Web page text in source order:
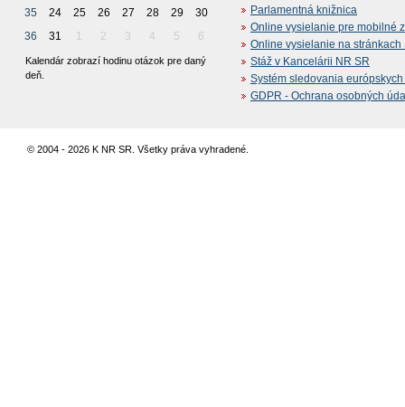
35
24 25 26 27 28 29
30
36
31 1 2 3 4 5 6
Kalendár zobrazí hodinu otázok pre daný
deň.
Parlamentná knižnica
Online vysielanie pre mobilné
Online vysielanie na stránkach
Stáž v Kancelárii NR SR
Systém sledovania
GDPR - Ochrana osobných
© 2004 - 2026 K NR SR. Všetky práva vyhradené.